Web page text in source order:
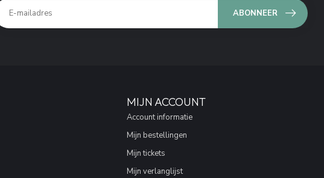
ABONNEER
MIJN ACCOUNT
Account informatie
Mijn bestellingen
Mijn tickets
Mijn verlanglijst